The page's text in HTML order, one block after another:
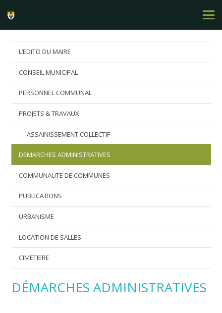
L’EDITO DU MAIRE
CONSEIL MUNICIPAL
PERSONNEL COMMUNAL
PROJETS & TRAVAUX
ASSAINISSEMENT COLLECTIF
DEMARCHES ADMINISTRATIVES
COMMUNAUTE DE COMMUNES
PUBLICATIONS
URBANISME
LOCATION DE SALLES
CIMETIERE
DÉMARCHES ADMINISTRATIVES